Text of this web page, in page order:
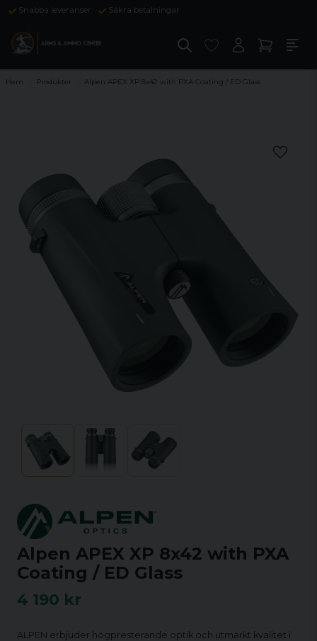
Snabba leveranser Säkra betalningar
Hem Produkter Alpen APEX XP 8x42 with PXA Coating / ED Glass
Alpen APEX XP 8x42 with PXA
Coating / ED Glass
4 190 kr
ALPEN erbjuder högpresterande optik och utmärkt kvalitet i